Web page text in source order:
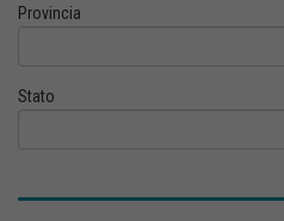
Provincia
Stato